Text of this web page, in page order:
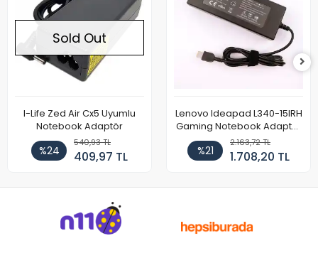
Sold Out
I-Life Zed Air Cx5 Uyumlu
Notebook Adaptör
%24
540,93 TL
409,97 TL
Lenovo Ideapad L340-15IRH
Gaming Notebook Adaptör
Cihazı Şarj Aleti (150W)
%21
2.163,72 TL
1.708,20 TL